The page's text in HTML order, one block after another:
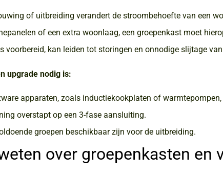
of uitbreiding verandert de stroombehoefte van een
of een extra woonlaag, een groepenkast moet
voorbereid, kan leiden tot storingen en onnodige slijtage
upgrade nodig is:
apparaten, zoals inductiekookplaten of
overstapt op een 3-fase aansluiting.
groepen beschikbaar zijn voor de uitbreiding.
over groepenkasten en